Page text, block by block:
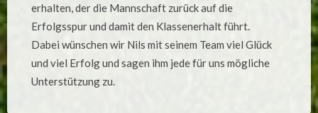
erhalten, der die Mannschaft zurück auf die
Erfolgsspur und damit den Klassenerhalt führt.
Dabei wünschen wir Nils mit seinem Team viel Glück
und viel Erfolg und sagen ihm jede für uns mögliche
Unterstützung zu.